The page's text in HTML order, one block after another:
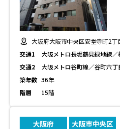
大阪府大阪市中央区安堂寺町2丁
交通1
大阪メトロ長堀鶴見緑地線
交通2
大阪メトロ谷町線／谷町六
築年数 36年
階層
15階
大阪府 大阪市中央区